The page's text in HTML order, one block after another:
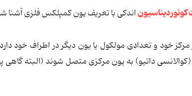
اندکی با تعریف یون کمپلکس فلزی آشنا
خود و تعدادی مولکول یا یون دیگر در اطراف خود
داتیو) به یون مرکزی متصل شوند (البته گاهی